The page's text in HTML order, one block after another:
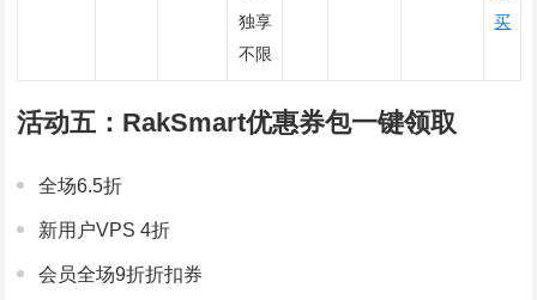
独享
不限
买
活动五：RakSmart优惠券包一键领取
全场6.5折
新用户VPS 4折
会员全场9折折扣券